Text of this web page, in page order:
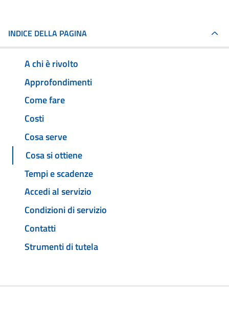
INDICE DELLA PAGINA
A chi è rivolto
Approfondimenti
Come fare
Costi
Cosa serve
Cosa si ottiene
Tempi e scadenze
Accedi al servizio
Condizioni di servizio
Contatti
Strumenti di tutela